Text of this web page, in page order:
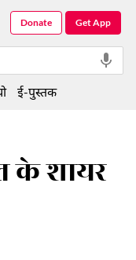
के शायर
Get App
Donate
ई-पुस्तक